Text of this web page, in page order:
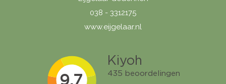
038 - 3312175
www.eijgelaar.nl